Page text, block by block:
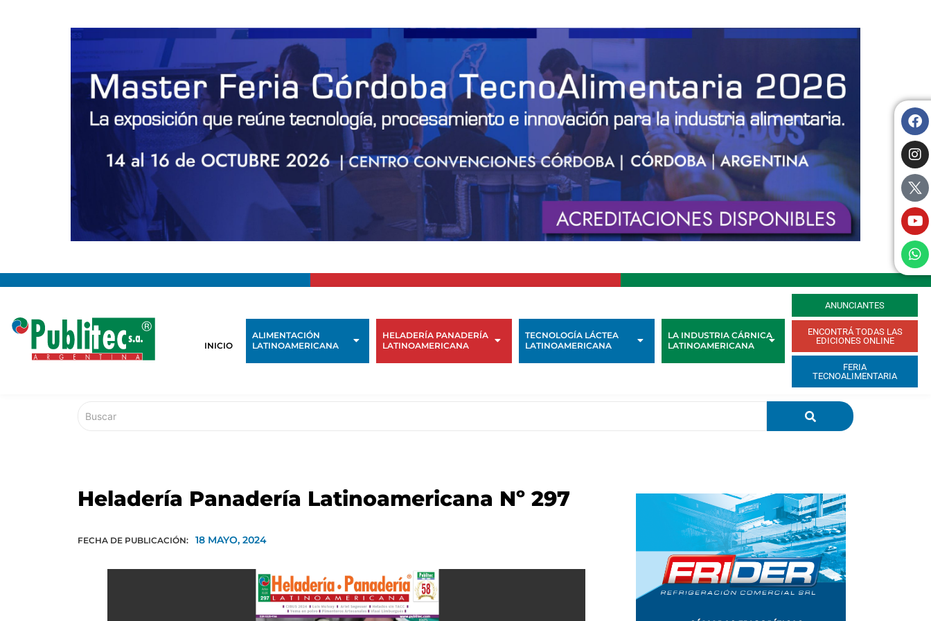
INICIO
ALIMENTACIÓN
LATINOAMERICANA
HELADERÍA PANADERÍA
LATINOAMERICANA
TECNOLOGÍA LÁCTEA
LATINOAMERICANA
LA INDUSTRIA CÁRNICA
LATINOAMERICANA
ANUNCIANTES
ENCONTRÁ TODAS LAS
EDICIONES ONLINE
FERIA
TECNOALIMENTARIA
Heladería Panadería Latinoamericana Nº 297
FECHA DE PUBLICACIÓN: 18 MAYO, 2024